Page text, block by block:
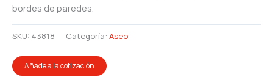
bordes de paredes.
SKU: 43818 Categoría: Aseo
Añade a la cotización